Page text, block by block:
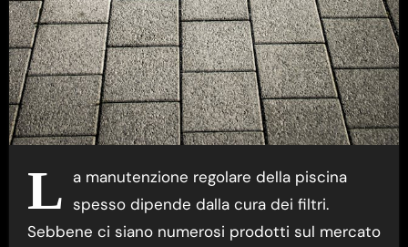
L a manutenzione regolare della piscina
spesso dipende dalla cura dei filtri.
Sebbene ci siano numerosi prodotti sul mercato